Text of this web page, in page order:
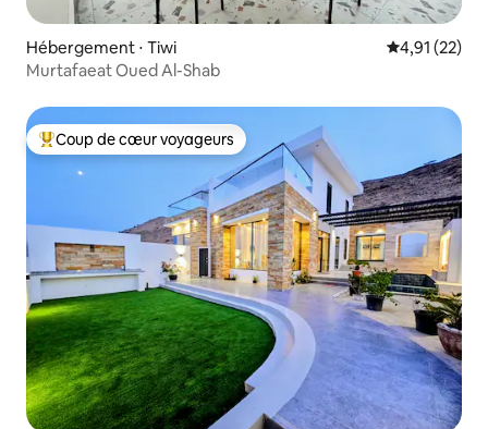
Hébergement ⋅ Tiwi Évaluation
4,91 (22)
Murtafaeat Oued Al-Shab
Coups de cœur voyageurs les plus appréciés
Coup de cœur voyageurs